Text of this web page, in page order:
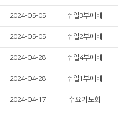
2024-05-05 주일3부예배
2024-05-05 주일2부예배
2024-04-28 주일4부예배
2024-04-28 주일1부예배
2024-04-17 수요기도회